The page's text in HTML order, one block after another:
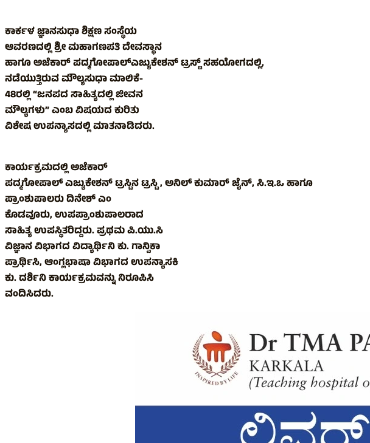
ಕಾರ್ಕಳ ಜ್ಞಾನಸುಧಾ ಶಿಕ್ಷಣ ಸಂಸ್ಥೆಯ
ಆವರಣದಲ್ಲಿ ಶ್ರೀ ಮಹಾಗಣಪತಿ ದೇವಸ್ಥಾನ
ಹಾಗೂ ಅಜೆಕಾರ್ ಪದ್ಮಗೋಪಾಲ್ಎಜ್ಯುಕೇಶನ್ ಟ್ರಸ್ಟ್ ಸಹಯೋಗದಲ್ಲಿ,
ನಡೆಯುತ್ತಿರುವ ಮೌಲ್ಯಸುಧಾ ಮಾಲಿಕೆ-
48ರಲ್ಲಿ “ಜನಪದ ಸಾಹಿತ್ಯದಲ್ಲಿ ಜೀವನ
ಮೌಲ್ಯಗಳು” ಎಂಬ ವಿಷಯದ ಕುರಿತು
ವಿಶೇಷ ಉಪನ್ಯಾಸದಲ್ಲಿ ಮಾತನಾಡಿದರು.
ಕಾರ್ಯಕ್ರಮದಲ್ಲಿ ಅಜೆಕಾರ್
ಪದ್ಮಗೋಪಾಲ್ ಎಜ್ಯುಕೇಶನ್ ಟ್ರಸ್ಟಿನ ಟ್ರಸ್ಟಿ , ಅನಿಲ್ ಕುಮಾರ್ ಜೈನ್, ಸಿ.ಇ.ಒ ಹಾಗೂ
ಪ್ರಾಂಶುಪಾಲರು ದಿನೇಶ್ ಎಂ
ಕೊಡವೂರು, ಉಪಪ್ರಾಂಶುಪಾಲರಾದ
ಸಾಹಿತ್ಯ ಉಪಸ್ಥಿತರಿದ್ದರು. ಪ್ರಥಮ ಪಿ.ಯು.ಸಿ
ವಿಜ್ಞಾನ ವಿಭಾಗದ ವಿದ್ಯಾರ್ಥಿನಿ ಕು. ಗಾನ್ವಿಕಾ
ಪ್ರಾರ್ಥಿಸಿ, ಆಂಗ್ಲಭಾಷಾ ವಿಭಾಗದ ಉಪನ್ಯಾಸಕಿ
ಕು. ದರ್ಶಿನಿ ಕಾರ್ಯಕ್ರಮವನ್ನು ನಿರೂಪಿಸಿ
ವಂದಿಸಿದರು.